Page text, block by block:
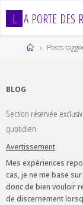
L A PORTE DES R
HomePosts
BLOG
Section réservée
quotidien.
Avertissement
Mes expériences
cas, je ne me base
donc de bien vouloir
de discernement